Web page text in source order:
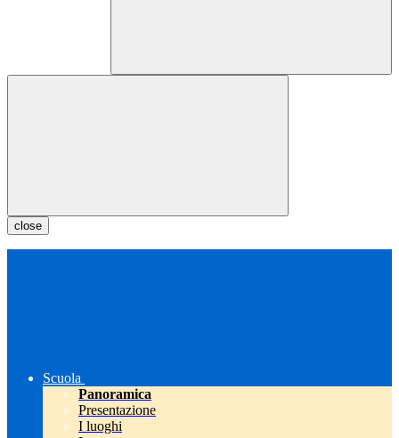
close
Scuola
Panoramica
Presentazione
I luoghi